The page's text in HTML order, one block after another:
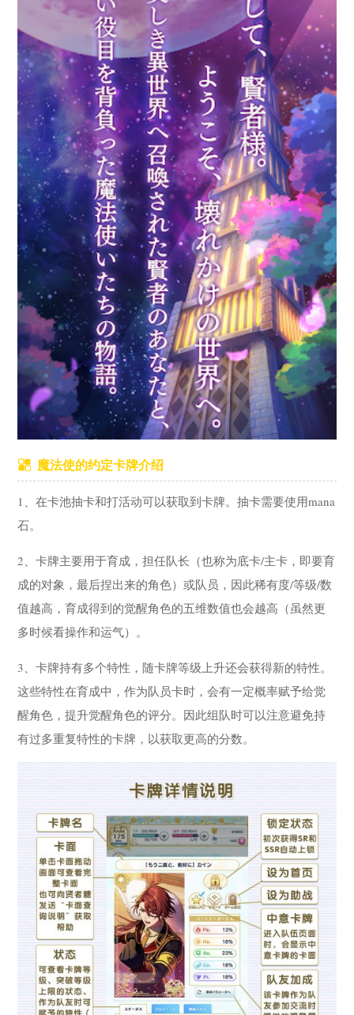
魔法使的约定卡牌介绍
1、在卡池抽卡和打活动可以获取到卡牌。抽卡需要使用mana
石。
2、卡牌主要用于育成，担任队长（也称为底卡/主卡，即要育
成的对象，最后捏出来的角色）或队员，因此稀有度/等级/数
值越高，育成得到的觉醒角色的五维数值也会越高（虽然更
多时候看操作和运气）。
3、卡牌持有多个特性，随卡牌等级上升还会获得新的特性。
这些特性在育成中，作为队员卡时，会有一定概率赋予给觉
醒角色，提升觉醒角色的评分。因此组队时可以注意避免持
有过多重复特性的卡牌，以获取更高的分数。